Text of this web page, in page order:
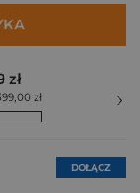
zł
zł
DOŁĄCZ